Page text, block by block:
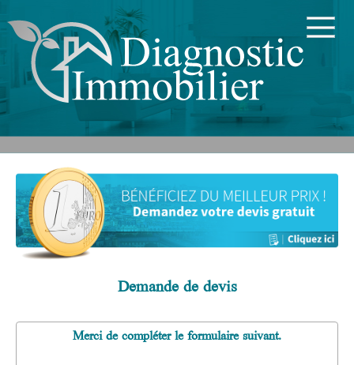
Demande de devis
Merci de compléter le formulaire suivant.